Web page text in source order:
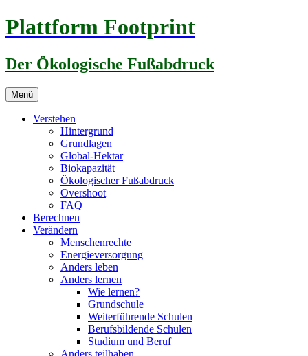
Zum
Inhalt
Plattform Footprint
Der Ökologische Fußabdruck
Menü
Verstehen
Hintergrund
Grundlagen
Global-Hektar
Biokapazität
Ökologischer Fußabdruck
Overshoot
FAQ
Berechnen
Verändern
Menschenrechte
Energieversorgung
Anders leben
Anders lernen
Wie lernen?
Grundschule
Weiterführende Schulen
Berufsbildende Schulen
Studium und Beruf
Anders teilhaben